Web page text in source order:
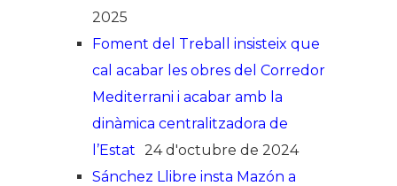
2025
Foment del Treball insisteix que
cal acabar les obres del Corredor
Mediterrani i acabar amb la
dinàmica centralitzadora de
l’Estat 24 d'octubre de 2024
Sánchez Llibre insta Mazón a